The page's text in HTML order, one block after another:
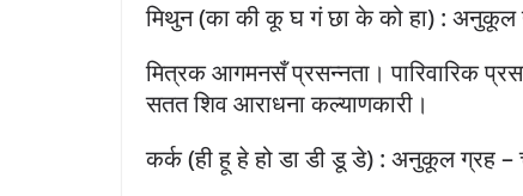
मिथुन (का की कू घ गं छा के को हा) : अनुकूल
मित्रक आगमनसँ प्रसन्नता। पारिवारिक
सतत शिव आराधना कल्याणकारी।
कर्क (ही हू हे हो डा डी डू डे) : अनुकूल ग्रह –